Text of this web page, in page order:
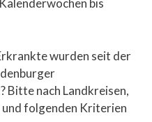
bis
wurden seit der
Bitte nach Landkreisen,
folgenden Kriterien